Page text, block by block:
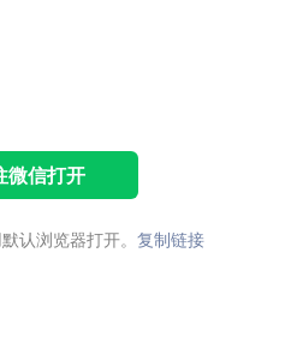
微信打开
认浏览器打开。 复制链接